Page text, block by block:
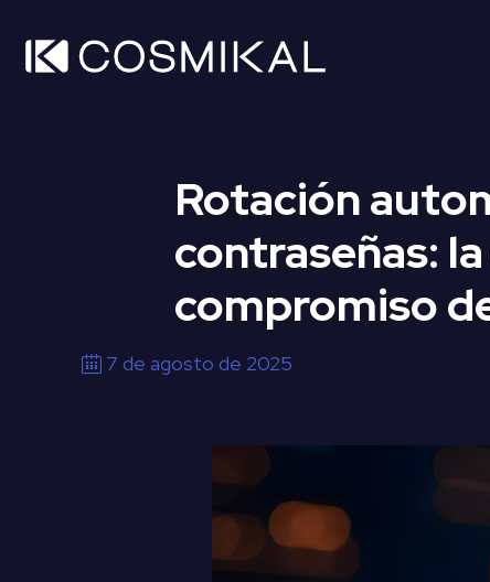
Rotación
contraseñas:
compromiso
7 de agosto de 2025